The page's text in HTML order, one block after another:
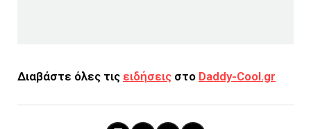
Διαβάστε όλες τις ειδήσεις στο Daddy-Cool.gr